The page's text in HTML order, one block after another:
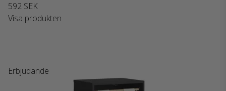
592 SEK
Visa produkten
Erbjudande